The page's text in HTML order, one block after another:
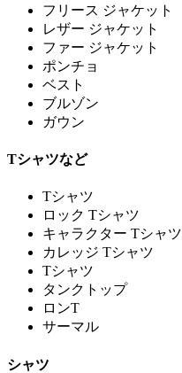
フリース ジャケット
レザー ジャケット
ファー ジャケット
ポンチョ
ベスト
ブルゾン
ガウン
Tシャツなど
Tシャツ
ロック Tシャツ
キャラクター Tシャツ
カレッジ Tシャツ
Tシャツ
タンクトップ
ロンT
サーマル
シャツ